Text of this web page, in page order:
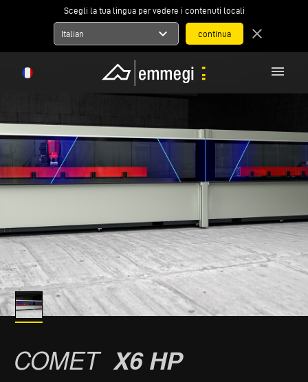
Scegli la tua lingua per vedere i contenuti locali
Italian expand_more close
menu
COMET X6 HP